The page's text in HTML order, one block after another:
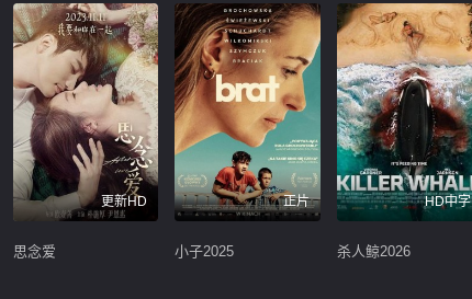
更新HD
思念爱
正片
小子2025
HD中字
杀人鲸2026